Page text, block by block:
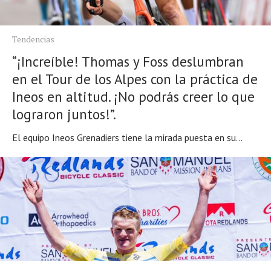
Tendencias
“¡Increíble! Thomas y Foss deslumbran
en el Tour de los Alpes con la práctica de
Ineos en altitud. ¡No podrás creer lo que
lograron juntos!”.
El equipo Ineos Grenadiers tiene la mirada puesta en su...